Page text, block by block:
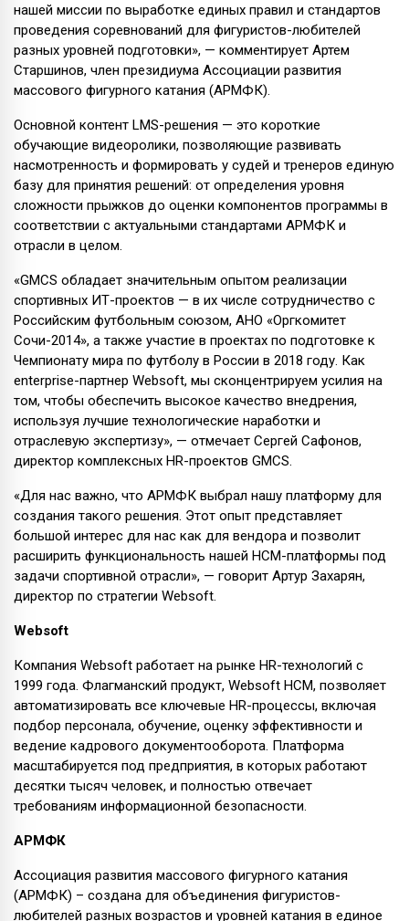
нашей миссии по выработке единых правил и стандартов
проведения соревнований для фигуристов-любителей
разных уровней подготовки», — комментирует Артем
Старшинов, член президиума Ассоциации развития
массового фигурного катания (АРМФК).
Основной контент LMS-решения — это короткие
обучающие видеоролики, позволяющие развивать
насмотренность и формировать у судей и тренеров единую
базу для принятия решений: от определения уровня
сложности прыжков до оценки компонентов программы в
соответствии с актуальными стандартами АРМФК и
отрасли в целом.
«GMCS обладает значительным опытом реализации
спортивных ИТ-проектов — в их числе сотрудничество с
Российским футбольным союзом, АНО «Оргкомитет
Сочи-2014», а также участие в проектах по подготовке к
Чемпионату мира по футболу в России в 2018 году. Как
enterprise-партнер Websoft, мы сконцентрируем усилия на
том, чтобы обеспечить высокое качество внедрения,
используя лучшие технологические наработки и
отраслевую экспертизу», — отмечает Сергей Сафонов,
директор комплексных HR-проектов GMCS.
«Для нас важно, что АРМФК выбрал нашу платформу для
создания такого решения. Этот опыт представляет
большой интерес для нас как для вендора и позволит
расширить функциональность нашей HCM-платформы под
задачи спортивной отрасли», — говорит Артур Захарян,
директор по стратегии Websoft.
Websoft
Компания Websoft работает на рынке HR-технологий c
1999 года. Флагманский продукт, Websoft HCM, позволяет
автоматизировать все ключевые HR-процессы, включая
подбор персонала, обучение, оценку эффективности и
ведение кадрового документооборота. Платформа
масштабируется под предприятия, в которых работают
десятки тысяч человек, и полностью отвечает
требованиям информационной безопасности.
АРМФК
Ассоциация развития массового фигурного катания
(АРМФК) – создана для объединения фигуристов-
любителей разных возрастов и уровней катания в единое